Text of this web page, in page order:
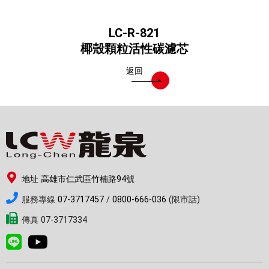
LC-R-821
椰殼顆粒活性碳濾芯
返回
地址 高雄市仁武區竹楠路94號
服務專線 07-3717457 / 0800-666-036 (限市話)
傳真 07-3717334